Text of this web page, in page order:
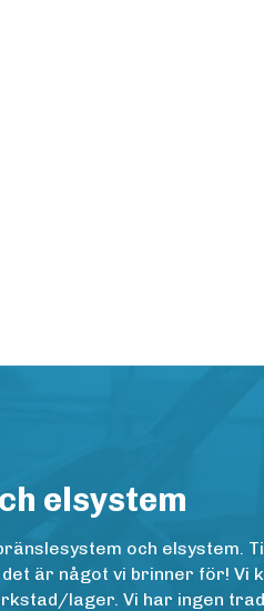
elsystem
och elsystem.
är något vi brinner för! Vi
lager. Vi har ingen